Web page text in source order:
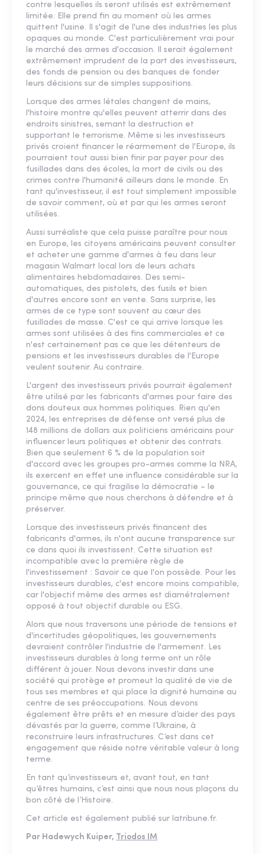
contre lesquelles ils seront utilisés est extrêmement
limitée. Elle prend fin au moment où les armes
quittent l'usine. Il s'agit de l'une des industries les plus
opaques au monde. C'est particulièrement vrai pour
le marché des armes d'occasion. Il serait également
extrêmement imprudent de la part des investisseurs,
des fonds de pension ou des banques de fonder
leurs décisions sur de simples suppositions.
Lorsque des armes létales changent de mains,
l'histoire montre qu'elles peuvent atterrir dans des
endroits sinistres, semant la destruction et
supportant le terrorisme. Même si les investisseurs
privés croient financer le réarmement de l'Europe, ils
pourraient tout aussi bien finir par payer pour des
fusillades dans des écoles, la mort de civils ou des
crimes contre l'humanité ailleurs dans le monde. En
tant qu'investisseur, il est tout simplement impossible
de savoir comment, où et par qui les armes seront
utilisées.
Aussi surréaliste que cela puisse paraître pour nous
en Europe, les citoyens américains peuvent consulter
et acheter une gamme d'armes à feu dans leur
magasin Walmart local lors de leurs achats
alimentaires hebdomadaires. Des semi-
automatiques, des pistolets, des fusils et bien
d'autres encore sont en vente. Sans surprise, les
armes de ce type sont souvent au cœur des
fusillades de masse. C'est ce qui arrive lorsque les
armes sont utilisées à des fins commerciales et ce
n'est certainement pas ce que les détenteurs de
pensions et les investisseurs durables de l'Europe
veulent soutenir. Au contraire.
L'argent des investisseurs privés pourrait également
être utilisé par les fabricants d'armes pour faire des
dons douteux aux hommes politiques. Rien qu'en
2024, les entreprises de défense ont versé plus de
148 millions de dollars aux politiciens américains pour
influencer leurs politiques et obtenir des contrats.
Bien que seulement 6 % de la population soit
d'accord avec les groupes pro-armes comme la NRA,
ils exercent en effet une influence considérable sur la
gouvernance, ce qui fragilise la démocratie – le
principe même que nous cherchons à défendre et à
préserver.
Lorsque des investisseurs privés financent des
fabricants d'armes, ils n'ont aucune transparence sur
ce dans quoi ils investissent. Cette situation est
incompatible avec la première règle de
l'investissement : Savoir ce que l'on possède. Pour les
investisseurs durables, c'est encore moins compatible,
car l'objectif même des armes est diamétralement
opposé à tout objectif durable ou ESG.
Alors que nous traversons une période de tensions et
d'incertitudes géopolitiques, les gouvernements
devraient contrôler l'industrie de l'armement. Les
investisseurs durables à long terme ont un rôle
différent à jouer. Nous devons investir dans une
société qui protège et promeut la qualité de vie de
tous ses membres et qui place la dignité humaine au
centre de ses préoccupations. Nous devons
également être prêts et en mesure d’aider des pays
dévastés par la guerre, comme l’Ukraine, à
reconstruire leurs infrastructures. C’est dans cet
engagement que réside notre véritable valeur à long
terme.
En tant qu’investisseurs et, avant tout, en tant
qu’êtres humains, c’est ainsi que nous nous plaçons du
bon côté de l’Histoire.
Cet article est également publié sur latribune.fr.
Par Hadewych Kuiper, Triodos IM